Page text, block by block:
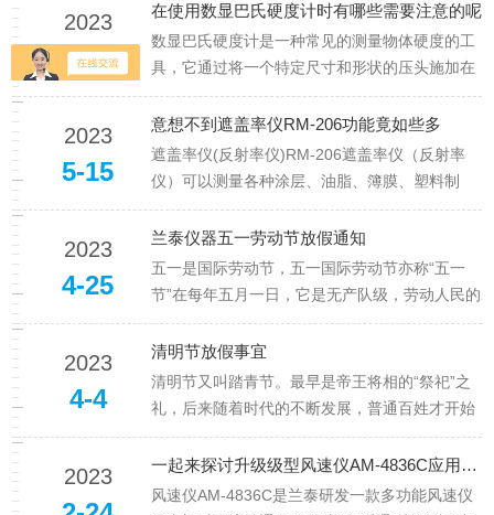
2023
5-22
在使用数显巴氏硬度计时有哪些需要注意的呢
数显巴氏硬度计是一种常见的测量物体硬度的工
具，它通过将一个特定尺寸和形状的压头施加在
被测试物体表面上，来确定其硬度，其特征在于
设有支架旋转定位装置、硬度值数显装置。免拆
卸硬度值校准调整装置。使用数显巴氏硬度计时
需要注意以下几点：1.选择合适的测量范围：数
2023
5-15
意想不到遮盖率仪RM-206功能竟如些多
遮盖率仪(反射率仪)RM-206遮盖率仪（反射率
仪）可以测量各种涂层、油脂、簿膜、塑料制
品、有机制品的透明度；还可以测量固体表面的
反射率（如立体电影银幕）。广泛适用于涂料、
颜料、油墨、塑料、印染、皮革、电影放映等行
业的产品质量或标准化的检验与管理。遮盖率仪
2023
4-25
兰泰仪器五一劳动节放假通知
五一是国际劳动节，五一国际劳动节亦称“五一
节”在每年五月一日，它是无产队级，劳动人民的
共同节日，是八十几个国家的传传统节日，定在
每一年的五月一日。它是全球劳动者相互有着传
统节日。此节源于美轩芝加哥城的工人大罢工事
件起因是1880年美轩工人集会要求8小时工作
2023
4-4
清明节放假事宜
清明节又叫踏青节。最早是帝王将相的“祭祀”之
礼，后来随着时代的不断发展，普通百姓才开始
效仿。清明节的传统习俗有:祭祖、踏青、插柳，
放风筝，射柳、蚕花会、扫墓。其中踏青、扫
墓、祭祖最为常见。每年清明节，人们都会自发
2023 一起来探讨升级级型风速仪AM-4836C应用及亮点
风速仪AM-4836C是兰泰研发一款多功能风速仪